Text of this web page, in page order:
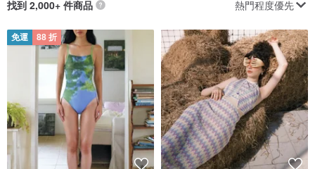
找到 2,000+ 件商品 熱門程度優先
免運 88 折